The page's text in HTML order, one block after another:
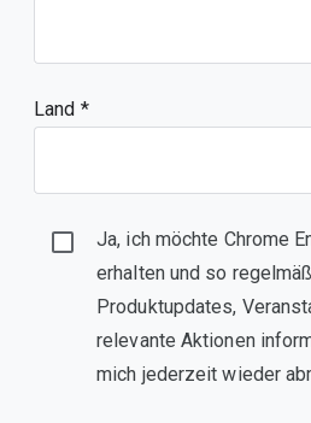
Land *
Ja, ich möchte Chrome
erhalten und so
Produktupdates,
relevante Aktionen
mich jederzeit wieder